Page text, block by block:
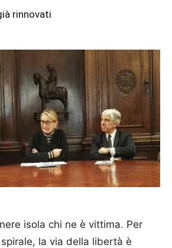
rinnovati
isola chi ne è vittima. Per
la via della libertà è